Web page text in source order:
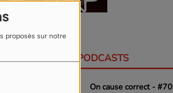
proposés sur notre
DERNIERS PODCASTS
On cause correct - #70